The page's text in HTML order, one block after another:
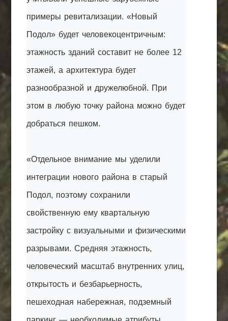
примеры ревитализации. «Новый
Подол» будет человекоцентричным:
этажность зданий составит не более 12
этажей, а архитектура будет
разнообразной и дружелюбной. При
этом в любую точку района можно будет
добраться пешком.
«Отдельное внимание мы уделили
интеграции нового района в старый
Подол, поэтому сохранили
свойственную ему квартальную
застройку с визуальными и физическими
разрывами. Средняя этажность,
человеческий масштаб внутренних улиц,
открытость и безбарьерность,
пешеходная набережная, подземный